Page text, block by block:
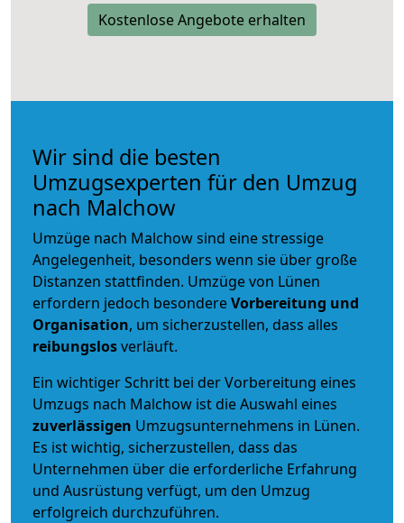
Kostenlose Angebote erhalten
Wir sind die besten
Umzugsexperten für den Umzug
nach Malchow
Umzüge nach Malchow sind eine stressige
Angelegenheit, besonders wenn sie über große
Distanzen stattfinden. Umzüge von Lünen
erfordern jedoch besondereVorbereitung und
Organisation, um sicherzustellen, dass alles
reibungslosverläuft.
Ein wichtiger Schritt bei der Vorbereitung eines
Umzugs nach Malchow ist die Auswahl eines
zuverlässigen Umzugsunternehmens in Lünen.
Es ist wichtig, sicherzustellen, dass das
Unternehmen über die erforderliche Erfahrung
und Ausrüstung verfügt, um den Umzug
erfolgreich durchzuführen.